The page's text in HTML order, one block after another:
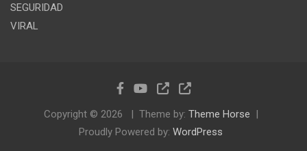
SEGURIDAD
VIRAL
Copyright © 2026 Theme by: Theme Horse
Proudly Powered by: WordPress